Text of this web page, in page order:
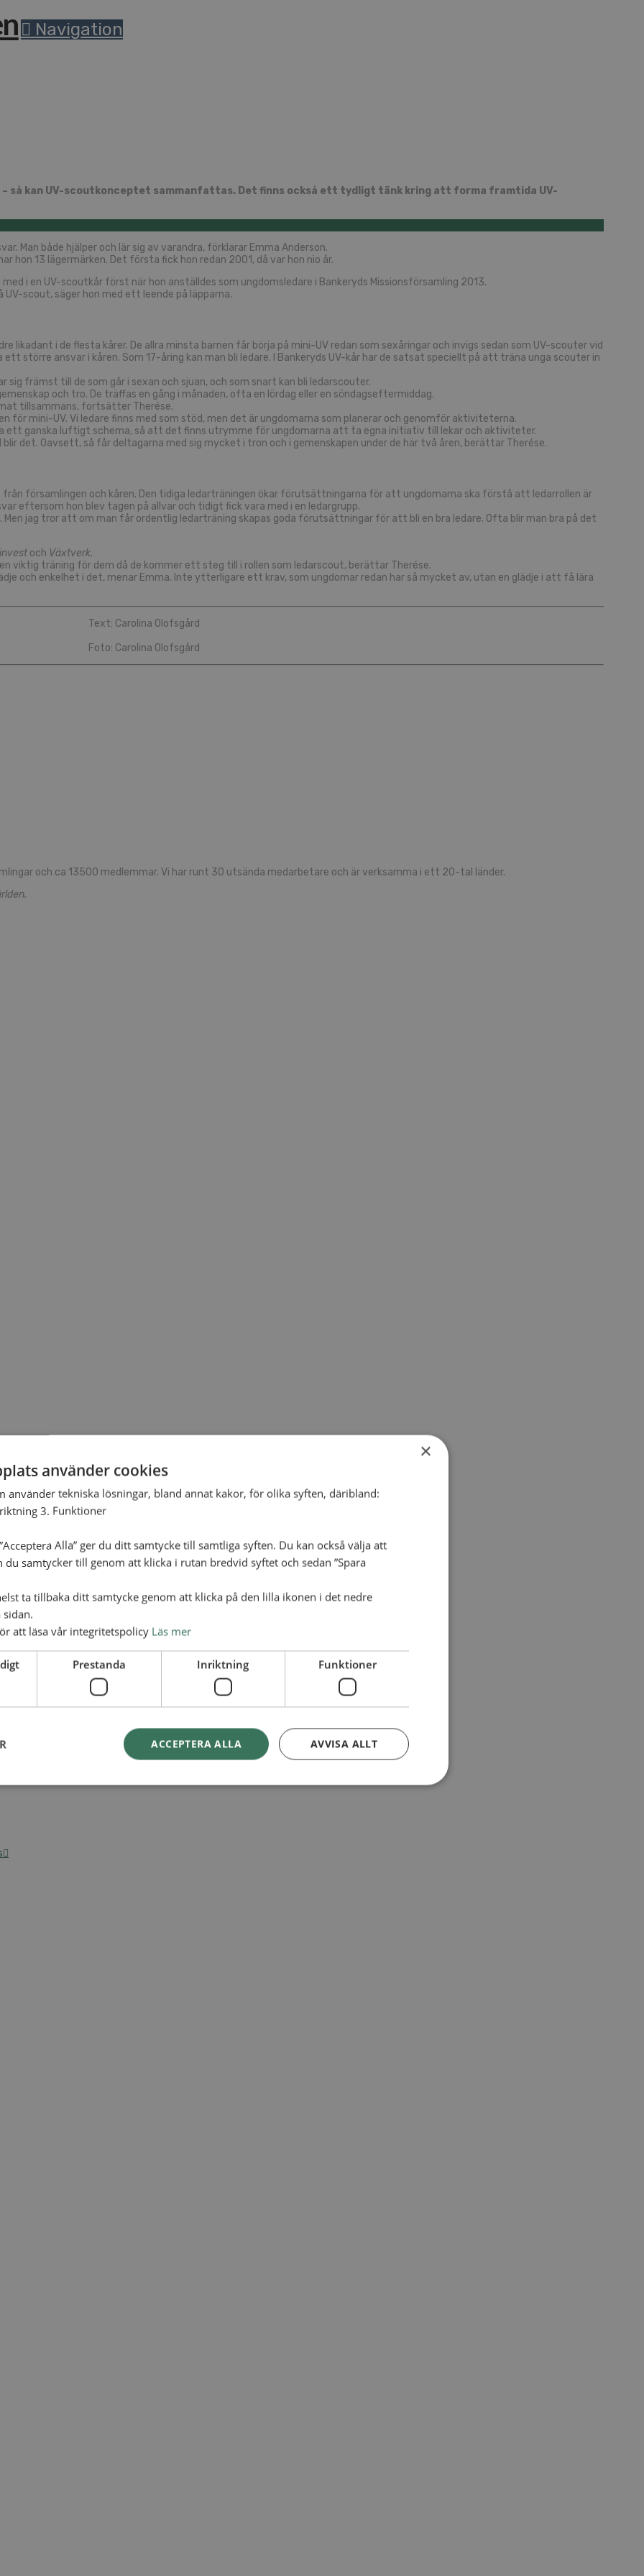
Navigation
så kan UV-scoutkonceptet sammanfattas. Det finns också ett tydligt tänk kring att forma framtida UV-
Man både hjälper och lär sig av varandra, förklarar Emma Anderson.
hon 13 lägermärken. Det första fick hon redan 2001, då var hon nio år.
i en UV-scoutkår först när hon anställdes som ungdomsledare i Bankeryds Missionsförsamling 2013.
scout, säger hon med ett leende på läpparna.
likadant i de flesta kårer. De allra minsta barnen får börja på mini-UV redan som sexåringar och invigs sedan som UV-scouter vid
större ansvar i kåren. Som 17-åring kan man bli ledare. I Bankeryds UV-kår har de satsat speciellt på att träna unga scouter in
främst till de som går i sexan och sjuan, och som snart kan bli ledarscouter.
och tro. De träffas en gång i månaden, ofta en lördag eller en söndagseftermiddag.
tillsammans, fortsätter Therése.
för mini-UV. Vi ledare finns med som stöd, men det är ungdomarna som planerar och genomför aktiviteterna.
ett ganska luftigt schema, så att det finns utrymme för ungdomarna att ta egna initiativ till lekar och aktiviteter.
det. Oavsett, så får deltagarna med sig mycket i tron och i gemenskapen under de här två åren, berättar Therése.
församlingen och kåren. Den tidiga ledarträningen ökar förutsättningarna för att ungdomarna ska förstå att ledarrollen är
eftersom hon blev tagen på allvar och tidigt fick vara med i en ledargrupp.
jag tror att om man får ordentlig ledarträning skapas goda förutsättningar för att bli en bra ledare. Ofta blir man bra på det
och Växtverk.
viktig träning för dem då de kommer ett steg till i rollen som ledarscout, berättar Therése.
och enkelhet i det, menar Emma. Inte ytterligare ett krav, som ungdomar redan har så mycket av, utan en glädje i att få lära
Text: Carolina Olofsgård
Foto: Carolina Olofsgård
och ca 13500 medlemmar. Vi har runt 30 utsända medarbetare och är verksamma i ett 20-tal länder.
×
använder cookies
använder tekniska lösningar, bland annat kakor, för olika syften, däribland:
3. Funktioner
Alla” ger du ditt samtycke till samtliga syften. Du kan också välja att
du samtycker till genom att klicka i rutan bredvid syftet och sedan ”Spara
ta tillbaka ditt samtycke genom att klicka på den lilla ikonen i det nedre
att läsa vår integritetspolicy Läs mer
Prestanda Inriktning Funktioner
ACCEPTERA ALLA AVVISA ALLT